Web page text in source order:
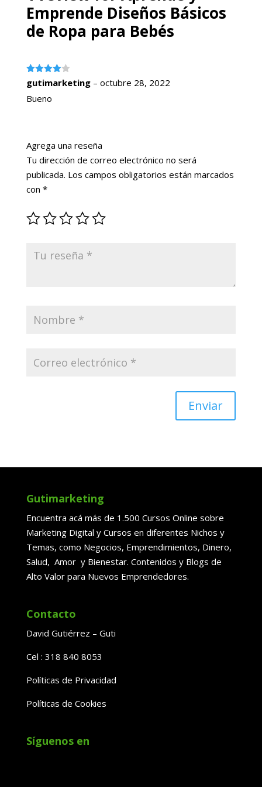
Emprende Diseños Básicos
de Ropa para Bebés
Valorado
con4de
5
gutimarketing – octubre 28, 2022
Bueno
Agrega una reseña
Tu dirección de correo electrónico no será
publicada. Los campos obligatorios están marcados
con *
Enviar
Gutimarketing
Encuentra acá más de 1.500 Cursos Online sobre
Marketing Digital y Cursos en diferentes Nichos y
Temas, como Negocios, Emprendimientos, Dinero,
Salud, Amor y Bienestar. Contenidos y Blogs de
Alto Valor para Nuevos Emprendedores.
Contacto
David Gutiérrez – Guti
Cel : 318 840 8053
Políticas de Privacidad
Políticas de Cookies
Síguenos en